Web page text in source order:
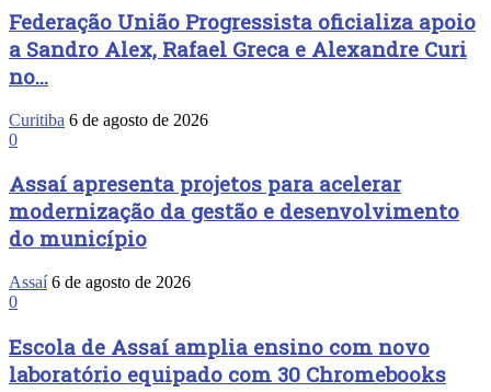
Federação União Progressista oficializa apoio
a Sandro Alex, Rafael Greca e Alexandre Curi
no...
Curitiba 6 de agosto de 2026
0
Assaí apresenta projetos para acelerar
modernização da gestão e desenvolvimento
do município
Assaí 6 de agosto de 2026
0
Escola de Assaí amplia ensino com novo
laboratório equipado com 30 Chromebooks